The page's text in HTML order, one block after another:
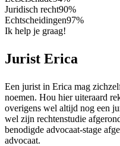
Juridisch recht90%
Echtscheidingen97%
Ik help je graag!
Jurist Erica
Een jurist in Erica mag
noemen. Hou hier uiteraard
overigens wel altijd nog een
wel zijn rechtenstudie
benodigde advocaat-stage
advocaat.